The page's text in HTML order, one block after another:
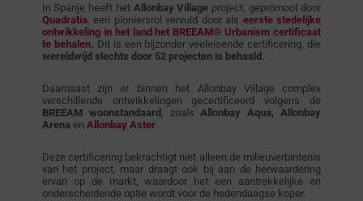
In Spanje heeft het Allonbay Village project, gepromoot door
Quadratia , een pioniersrol vervuld door als eerste stedelijke
ontwikkeling in het land het BREEAM® Urbanism certificaat
te behalen. Dit is een bijzonder veeleisende certificering, die
wereldwijd slechts door 52 projecten is behaald.
Daarnaast zijn er binnen het Allonbay Village complex
verschillende ontwikkelingen gecertificeerd volgens de
BREEAM woonstandaard
, zoals Allonbay Aqua,
Allonbay
Arena en Allonbay Aster.
Deze certificering bekrachtigt niet alleen de milieuverbintenis
van het project, maar draagt ook bij aan de herwaardering
ervan op de markt, waardoor het een aantrekkelijke en
onderscheidende optie wordt voor de hedendaagse koper.